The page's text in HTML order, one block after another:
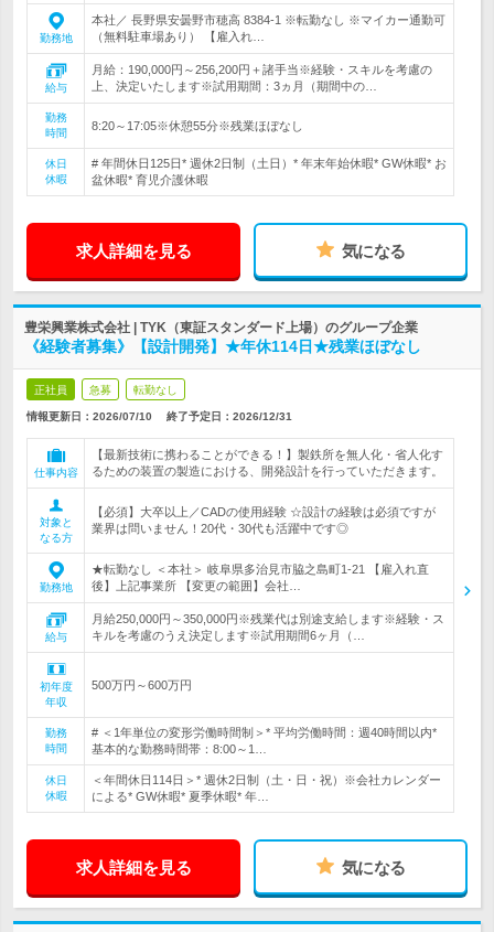
勤務地
本社／ 長野県安曇野市穂高 8384-1 ※転勤なし ※マイカー通勤可
（無料駐車場あり） 【雇入れ…
給与
月給：190,000円～256,200円＋諸手当※経験・スキルを考慮の
上、決定いたします※試用期間：3ヵ月（期間中の…
勤務
時間
8:20～17:05※休憩55分※残業ほぼなし
休日
休暇
# 年間休日125日* 週休2日制（土日）* 年末年始休暇* GW休暇* お
盆休暇* 育児介護休暇
求人詳細を見る 気になる
豊栄興業株式会社 | TYK（東証スタンダード上場）のグループ企業
《経験者募集》【設計開発】★年休114日★残業ほぼなし
正社員 急募 転勤なし
情報更新日：2026/07/10 終了予定日： 2026/12/31
仕事内容
【最新技術に携わることができる！】製鉄所を無人化・省人化す
るための装置の製造における、開発設計を行っていただきます。
対象と
なる方
【必須】大卒以上／CADの使用経験 ☆設計の経験は必須ですが
業界は問いません！20代・30代も活躍中です◎
勤務地
★転勤なし ＜本社＞ 岐阜県多治見市脇之島町1-21 【雇入れ直
後】上記事業所 【変更の範囲】会社…
給与
月給250,000円～350,000円※残業代は別途支給します※経験・ス
キルを考慮のうえ決定します※試用期間6ヶ月（…
初年度
年収
500万円～600万円
勤務
時間
# ＜1年単位の変形労働時間制＞* 平均労働時間：週40時間以内*
基本的な勤務時間帯：8:00～1…
休日
休暇
＜年間休日114日＞* 週休2日制（土・日・祝）※会社カレンダー
による* GW休暇* 夏季休暇* 年…
求人詳細を見る 気になる